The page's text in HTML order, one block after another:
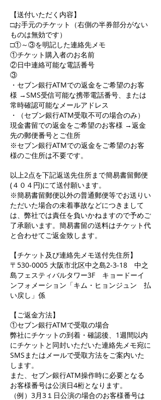
【送付いただく内容】
□お手元のチケット（右側の半券部分がない
ものは無効です）
□①～③を明記した連絡先メモ
①チケット購入者のお名前
②日中連絡可能な電話番号
③
・セブン銀行ATMでの返金をご希望のお客
様 →SMS受信可能な携帯電話番号、または
常時確認可能なメールアドレス
・（セブン銀行ATM受取不可の場合のみ）
現金書留での返金をご希望のお客様 →返金
先の郵便番号とご住所
※セブン銀行ATMでの返金をご希望のお客
様のご住所は不要です。
以上2点を下記返送先住所まで簡易書留郵便
(４０４円)にて送付願います。
※簡易書留郵便以外の普通郵便等でお送りい
ただいた場合の未着事故などにつきまして
は、弊社では責任を負いかねますので予めご
了承願います。簡易書留の送料はチケット代
と合わせてご返金致します。
【チケット及び連絡先メモ送付先住所】
〒530-0005 大阪市北区中之島2-3-18 中之
島フェスティバルタワー3F キョードーイ
ンフォメーション「キム・ヒョンジュン 払
い戻し」係
【ご返金方法】
①セブン銀行ATMで受取の場合
弊社にチケットの到着・確認後、1週間以内
にチケットと同封いただいた連絡先メモ宛に
SMSまたはメールで受取方法をご案内いた
します。
また、セブン銀行ATM操作時に必要となる
お客様番号は公演日4桁となります。
（例）3月3１日公演の場合のお客様番号は